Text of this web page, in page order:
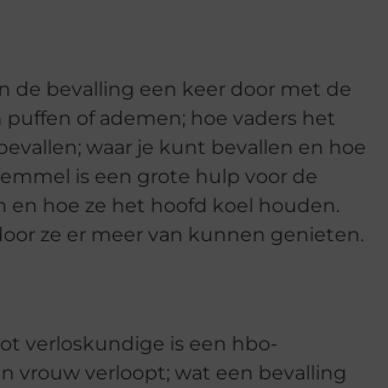
de bevalling een keer door met de
of ademen; hoe vaders het
waar je kunt bevallen en hoe
is een grote hulp voor de
hoe ze het hoofd koel houden.
ze er meer van kunnen genieten.
verloskundige is een hbo-
vrouw verloopt; wat een bevalling